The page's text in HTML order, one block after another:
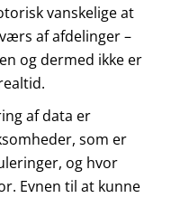
vanskelige at
af afdelinger –
og dermed ikke er
af data er
som er
og hvor
Evnen til at kunne